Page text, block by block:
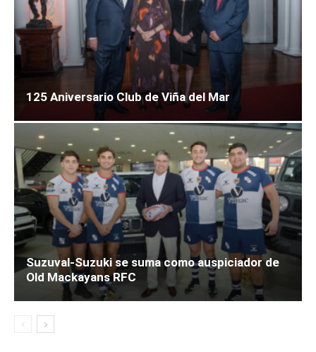
125 Aniversario Club de Viña del Mar
Suzuval-Suzuki se suma como auspiciador de
Old Mackayans RFC